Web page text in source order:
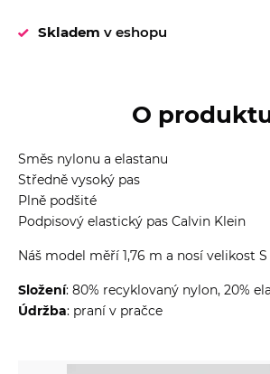
Skladem v eshopu
O
Směs nylonu a elastanu
Středně vysoký pas
Plně podšité
Podpisový elastický pas Calvin Klein
Náš model měří 1,76 m a nosí velikost S
Složení: 80% recyklovaný nylon, 20%
Údržba: praní v pračce